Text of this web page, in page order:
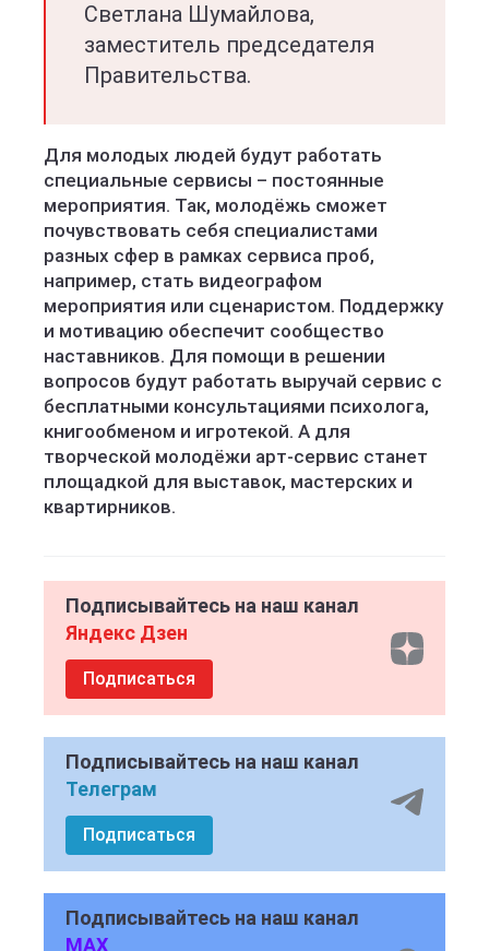
Светлана Шумайлова,
заместитель председателя
Правительства.
Для молодых людей будут работать
специальные сервисы – постоянные
мероприятия. Так, молодёжь сможет
почувствовать себя специалистами
разных сфер в рамках сервиса проб,
например, стать видеографом
мероприятия или сценаристом. Поддержку
и мотивацию обеспечит сообщество
наставников. Для помощи в решении
вопросов будут работать выручай сервис с
бесплатными консультациями психолога,
книгообменом и игротекой. А для
творческой молодёжи арт-сервис станет
площадкой для выставок, мастерских и
квартирников.
Подписывайтесь на наш канал
Яндекс Дзен
Подписаться
Подписывайтесь на наш канал
Телеграм
Подписаться
Подписывайтесь на наш канал
MAX